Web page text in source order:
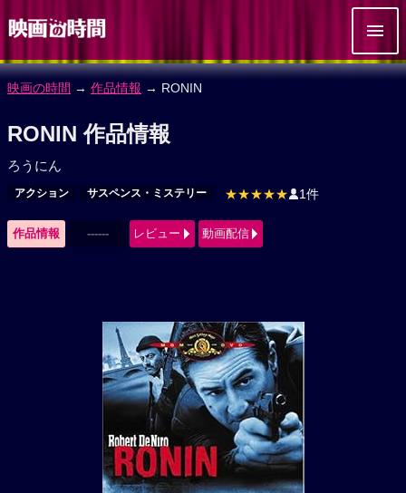
映画の時間 → 作品情報 → RONIN
RONIN 作品情報
ろうにん
アクション サスペンス・ミステリー ★★★★★ 1件
作品情報 ------ レビュー 動画配信